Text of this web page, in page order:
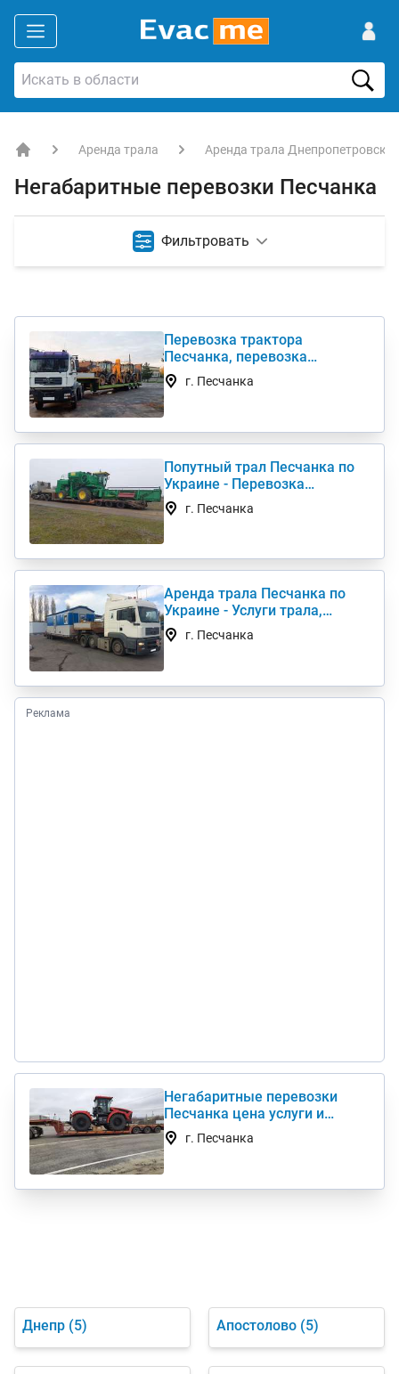
Аренда трала Аренда трала
Негабаритные перевозки Песчанка
Фильтровать
Перевозка трактора
Песчанка, перевозка
комбайна, перевезти
негабарит
г. Песчанка
Попутный трал Песчанка по
Украине - Перевозка
негабаритных грузов
г. Песчанка
Аренда трала Песчанка по
Украине - Услуги трала,
низкорамный трал
г. Песчанка
Реклама
Негабаритные перевозки
Песчанка цена услуги и
стоимость 1 км недорого
г. Песчанка
Днепр (5) Апостолово (5)